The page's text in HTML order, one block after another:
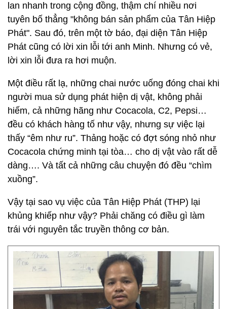
lan nhanh trong cộng đồng, thậm chí nhiều nơi
tuyên bố thẳng "không bán sản phẩm của Tân Hiệp
Phát". Sau đó, trên một tờ báo, đại diện Tân Hiệp
Phát cũng có lời xin lỗi tới anh Minh. Nhưng có vẻ,
lời xin lỗi đưa ra hơi muộn.
Một điều rất lạ, những chai nước uống đóng chai khi
người mua sử dụng phát hiện dị vật, không phải
hiếm, cả những hãng như Cocacola, C2, Pepsi…
đều có khách hàng tố như vậy, nhưng sự việc lại
thấy “êm như ru”. Thảng hoặc có đợt sóng nhỏ như
Cocacola chứng minh tại tòa… cho dị vật vào rất dễ
dàng…. Và tất cả những câu chuyện đó đều “chìm
xuồng”.
Vậy tại sao vụ việc của Tân Hiệp Phát (THP) lại
khủng khiếp như vậy? Phải chăng có điều gì làm
trái với nguyên tắc truyền thông cơ bản.